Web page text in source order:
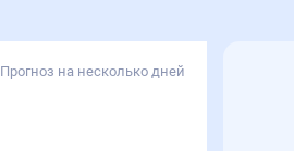
Прогноз на несколько дней